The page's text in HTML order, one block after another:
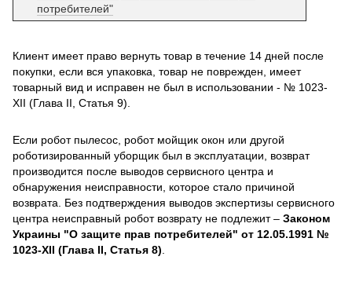
потребителей"
Клиент имеет право вернуть товар в течение 14 дней после
покупки, если вся упаковка, товар не поврежден, имеет
товарный вид и исправен не был в использовании - № 1023-
XII (Глава II, Статья 9).
Если робот пылесос, робот мойщик окон или другой
роботизированный уборщик был в эксплуатации, возврат
производится после выводов сервисного центра и
обнаружения неисправности, которое стало причиной
возврата. Без подтверждения выводов экспертизы сервисного
центра неисправный робот возврату не подлежит – Законом
Украины "О защите прав потребителей" от 12.05.1991 №
1023-XII (Глава II, Статья 8)